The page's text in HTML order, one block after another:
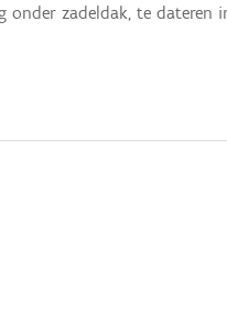
onder zadeldak, te dateren